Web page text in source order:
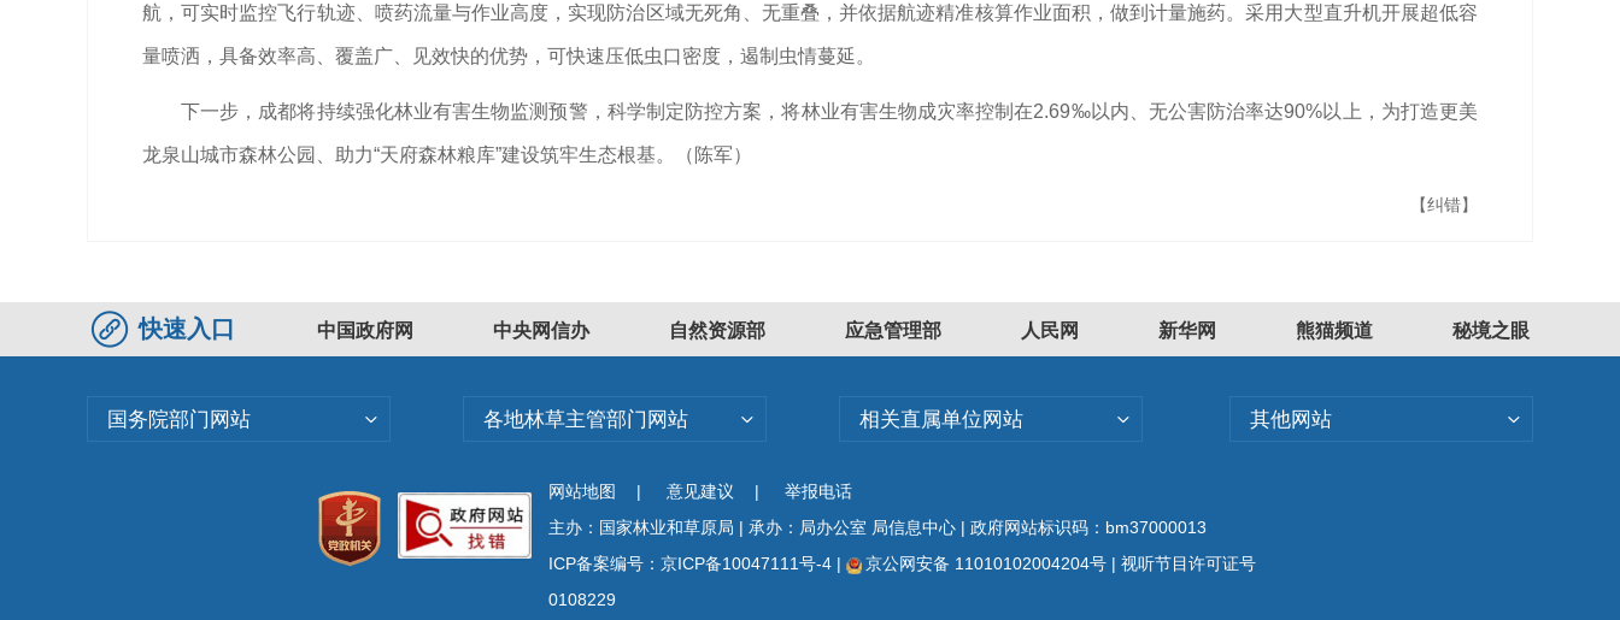
航，可实时监控飞行轨迹、喷药流量与作业高度，实现防治区域无死角、无重叠，并依据航迹精准核算作业面积，做到计量施药。采用大型直升机开展超低容
量喷洒，具备效率高、覆盖广、见效快的优势，可快速压低虫口密度，遏制虫情蔓延。
下一步，成都将持续强化林业有害生物监测预警，科学制定防控方案，将林业有害生物成灾率控制在2.69‰以内、无公害防治率达90%以上，为打造更美
龙泉山城市森林公园、助力“天府森林粮库”建设筑牢生态根基。（陈军）
【纠错】
快速入口 中国政府网 中央网信办 自然资源部 应急管理部 人民网 新华网 熊猫频道 秘境之眼
国务院部门网站 各地林草主管部门网站 相关直属单位网站 其他网站
网站地图 | 意见建议 |
举报电话
主办：国家林业和草原局 | 承办：局办公室 局信息中心 | 政府网站标识码：bm37000013
ICP备案编号：京ICP备10047111号-4 | 京公网安备 11010102004204号 | 视听节目许可证号
0108229